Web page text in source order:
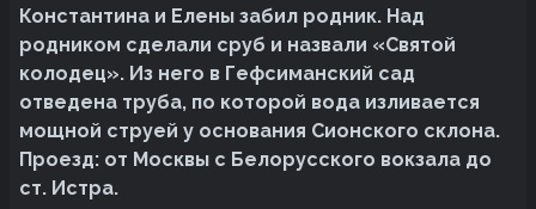
Константина и Елены забил родник. Над
родником сделали сруб и назвали «Святой
колодец». Из него в Гефсиманский сад
отведена труба, по которой вода изливается
мощной струей у основания Сионского склона.
Проезд: от Москвы с Белорусского вокзала до
ст. Истра.